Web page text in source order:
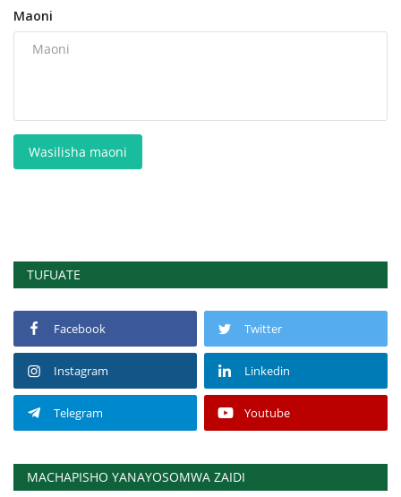
Maoni
Wasilisha maoni
TUFUATE
Facebook Twitter
Instagram Linkedin
Telegram Youtube
MACHAPISHO YANAYOSOMWA ZAIDI